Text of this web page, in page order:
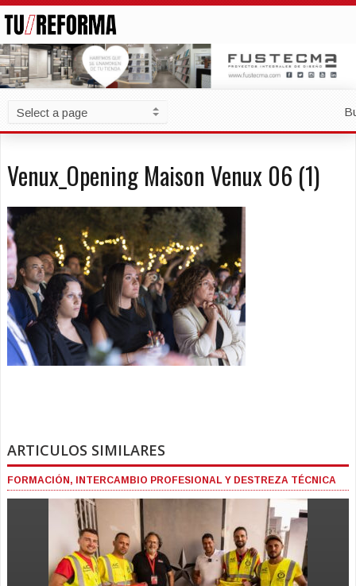
Venux_Opening Maison Venux 06 (1)
ARTICULOS SIMILARES
FORMACIÓN, INTERCAMBIO PROFESIONAL Y DESTREZA TÉCNICA